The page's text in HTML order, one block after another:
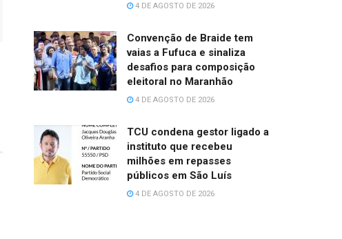
4 DE AGOSTO DE 2026
Convenção de Braide tem
vaias a Fufuca e sinaliza
desafios para composição
eleitoral no Maranhão
4 DE AGOSTO DE 2026
TCU condena gestor ligado a
instituto que recebeu
milhões em repasses
públicos em São Luís
4 DE AGOSTO DE 2026